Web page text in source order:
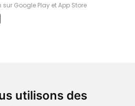
utilisons des
Google Play et App Store
chercher votre commande à Amiens
(Fachon) ou recevez-là rapidement